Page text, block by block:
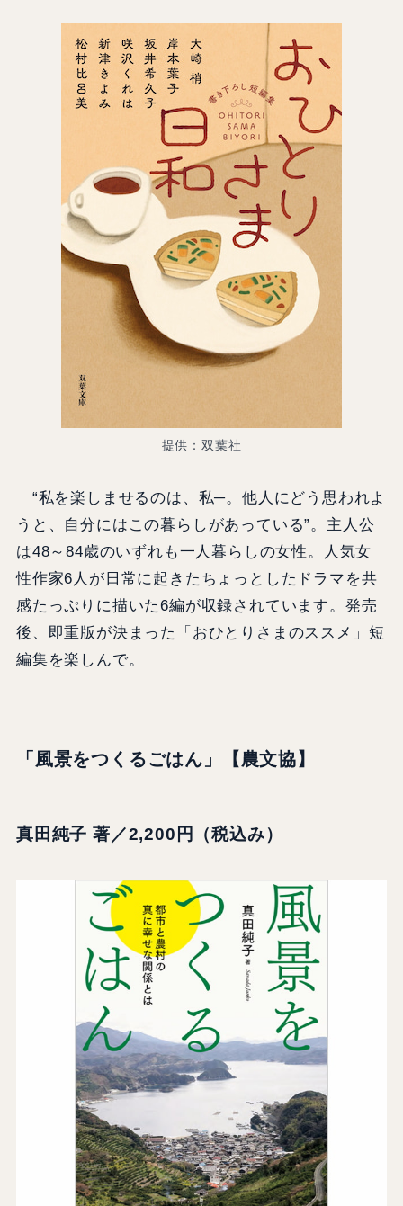
提供：双葉社
“私を楽しませるのは、私─。他人にどう思われよ
うと、自分にはこの暮らしがあっている”。主人公
は48～84歳のいずれも一人暮らしの女性。人気女
性作家6人が日常に起きたちょっとしたドラマを共
感たっぷりに描いた6編が収録されています。発売
後、即重版が決まった「おひとりさまのススメ」短
編集を楽しんで。
「風景をつくるごはん」【農文協】
真田純子 著／2,200円（税込み）